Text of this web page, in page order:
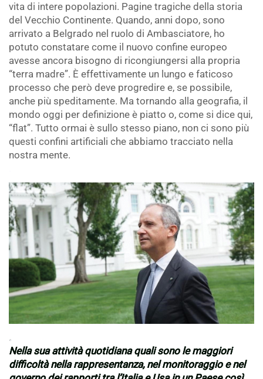
vita di intere popolazioni. Pagine tragiche della storia
del Vecchio Continente. Quando, anni dopo, sono
arrivato a Belgrado nel ruolo di Ambasciatore, ho
potuto constatare come il nuovo confine europeo
avesse ancora bisogno di ricongiungersi alla propria
“terra madre”. È effettivamente un lungo e faticoso
processo che però deve progredire e, se possibile,
anche più speditamente. Ma tornando alla geografia, il
mondo oggi per definizione è piatto o, come si dice qui,
“flat”. Tutto ormai è sullo stesso piano, non ci sono più
questi confini artificiali che abbiamo tracciato nella
nostra mente.
.
Nella sua attività quotidiana quali sono le maggiori
difficoltà nella rappresentanza, nel monitoraggio e nel